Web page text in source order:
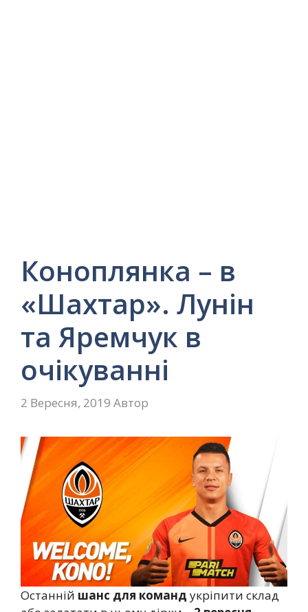
Коноплянка – в
«Шахтар». Лунін
та Яремчук в
очікуванні
2 Вересня, 2019 Автор
Останній шанс для команд укріпити склад